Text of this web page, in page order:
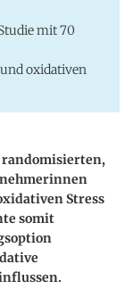
mit 70
oxidativen
Stress
somit